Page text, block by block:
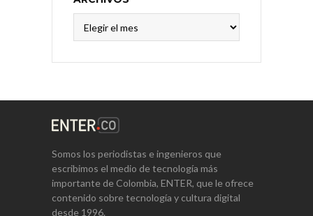
Somos los periodistas e ingenieros que
escribimos el medio de tecnología más
importante de Colombia, ENTER, que le ofrece
contenido sobre tecnología y cultura digital
desde 1996.